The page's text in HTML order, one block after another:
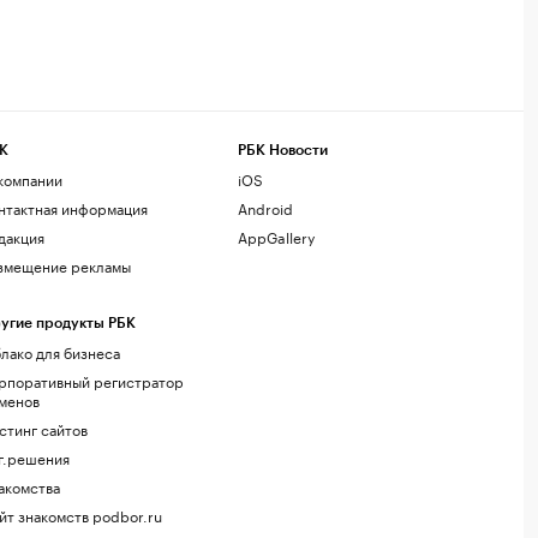
информация
рекламы
продукты РБК
для бизнеса
регистратор
сайтов
знакомств podbor.ru
РБК Новости
iOS
Android
AppGallery